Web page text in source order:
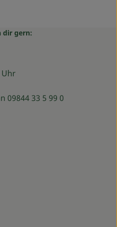
dir gern:
Uhr
09844 33 5 99 0